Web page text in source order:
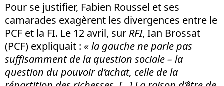
Pour se justifier, Fabien Roussel et ses
camarades exagèrent les divergences entre le
PCF et la FI. Le 12 avril, sur RFI, Ian Brossat
(PCF) expliquait : « la gauche ne parle pas
suffisamment de la question sociale – la
question du pouvoir d’achat, celle de la